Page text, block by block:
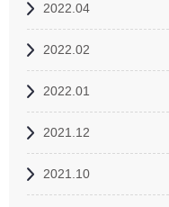
2022.04
2022.02
2022.01
2021.12
2021.10